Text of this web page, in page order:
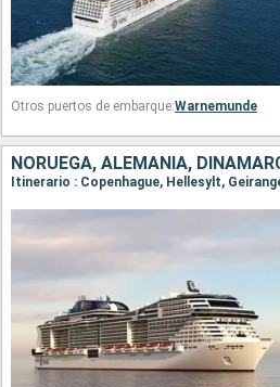
Otros puertos de embarque:Warnemunde
NORUEGA, ALEMANIA,
Itinerario : Copenhague, Hellesylt,